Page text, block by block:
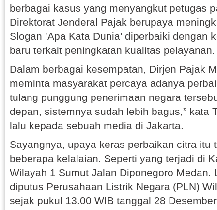
berbagai kasus yang menyangkut petugas
Direktorat Jenderal Pajak berupaya
Slogan ’Apa Kata Dunia’ diperbaiki dengan
baru terkait peningkatan kualitas pelayanan.
Dalam berbagai kesempatan, Dirjen Pajak
meminta masyarakat percaya adanya
tulang punggung penerimaan negara
depan, sistemnya sudah lebih bagus,” kata
lalu kepada sebuah media di Jakarta.
Sayangnya, upaya keras perbaikan citra itu
beberapa kelalaian. Seperti yang terjadi di
Wilayah 1 Sumut Jalan Diponegoro Medan.
diputus Perusahaan Listrik Negara (PLN)
sejak pukul 13.00 WIB tanggal 28